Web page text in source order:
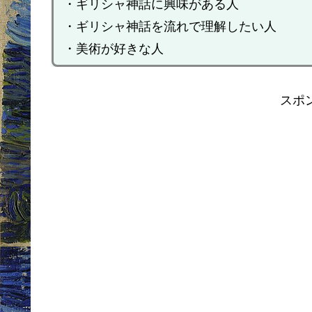
・ギリシャ神話に興味がある人
・ギリシャ神話を流れで理解したい人
・美術が好きな人
スポ